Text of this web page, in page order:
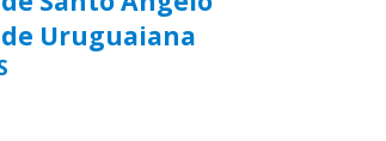
de Uruguaiana